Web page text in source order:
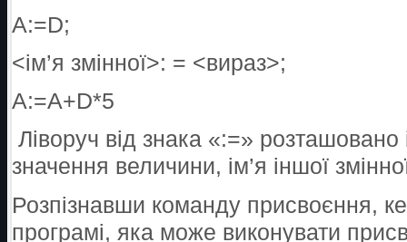
A:=D;
<ім’я змінної>: = <вираз>;
A:=A+D*5
Ліворуч від знака «:=»
значення величини, ім’я іншої
Розпізнавши команду присвоєння,
програмі, яка може виконувати